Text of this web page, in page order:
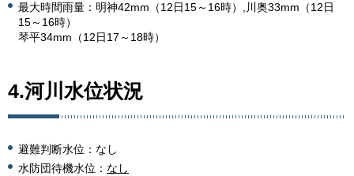
最大時間雨量：明神42mm（12日15～16時）,川奥33mm（12日
15～16時）
琴平34mm（12日17～18時）
4.河川水位状況
避難判断水位：なし
水防団待機水位： なし